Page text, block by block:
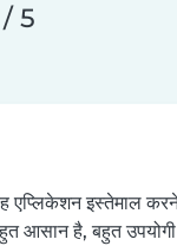
5
एप्लिकेशन इस्तेमाल
आसान है, बहुत